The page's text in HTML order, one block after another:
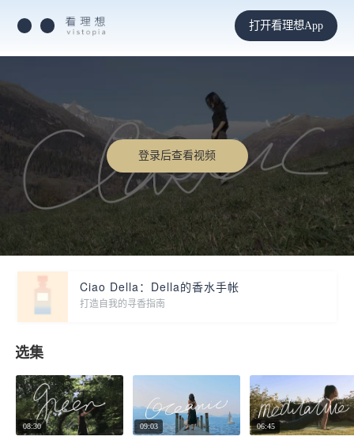
打开看理想App
登录后查看视频
Ciao Della：Della的香水手帐
打造自我的寻香指南
选集
08:30 09:03 06:45